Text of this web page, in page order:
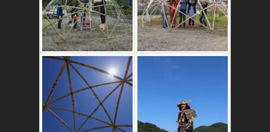
竹ドームのワーク
ショップ